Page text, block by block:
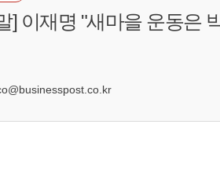
] 이재명 "새마을 운동은